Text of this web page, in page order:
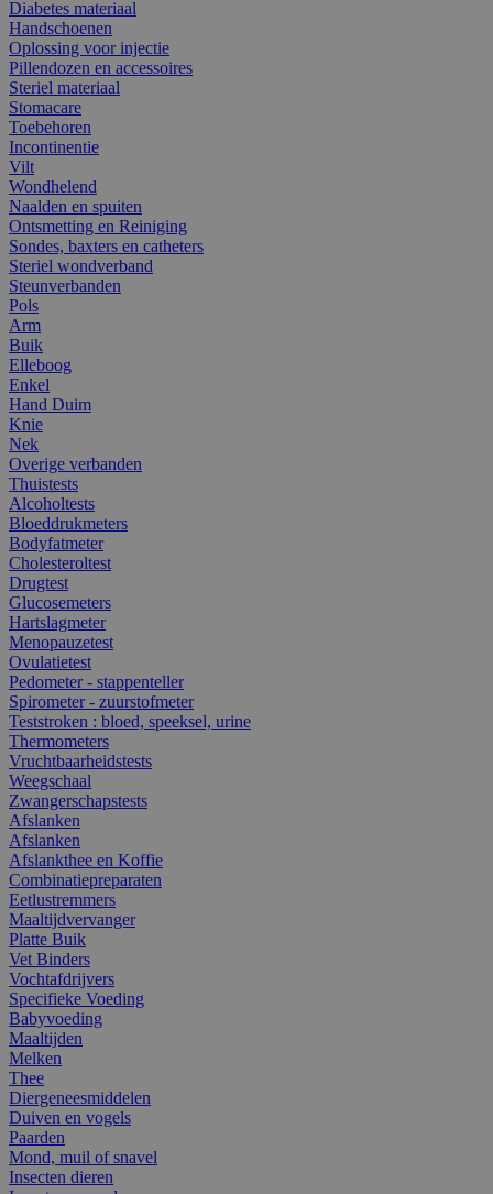
Diabetes materiaal
Handschoenen
Oplossing voor injectie
Pillendozen en accessoires
Steriel materiaal
Stomacare
Toebehoren
Incontinentie
Vilt
Wondhelend
Naalden en spuiten
Ontsmetting en Reiniging
Sondes, baxters en catheters
Steriel wondverband
Steunverbanden
Pols
Arm
Buik
Elleboog
Enkel
Hand Duim
Knie
Nek
Overige verbanden
Thuistests
Alcoholtests
Bloeddrukmeters
Bodyfatmeter
Cholesteroltest
Drugtest
Glucosemeters
Hartslagmeter
Menopauzetest
Ovulatietest
Pedometer - stappenteller
Spirometer - zuurstofmeter
Teststroken : bloed, speeksel, urine
Thermometers
Vruchtbaarheidstests
Weegschaal
Zwangerschapstests
Afslanken
Afslanken
Afslankthee en Koffie
Combinatiepreparaten
Eetlustremmers
Maaltijdvervanger
Platte Buik
Vet Binders
Vochtafdrijvers
Specifieke Voeding
Babyvoeding
Maaltijden
Melken
Thee
Diergeneesmiddelen
Duiven en vogels
Paarden
Mond, muil of snavel
Insecten dieren